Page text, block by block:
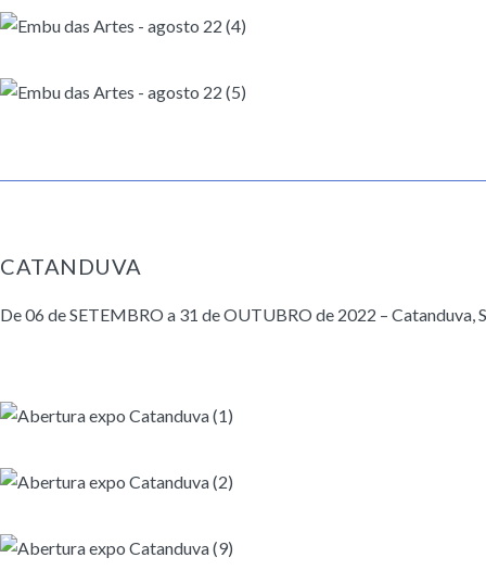
CATANDUVA
De 06 de SETEMBRO a 31 de OUTUBRO de 2022 – Catanduva,